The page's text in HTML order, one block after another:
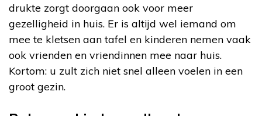
drukte zorgt doorgaan ook voor meer
gezelligheid in huis. Er is altijd wel iemand om
mee te kletsen aan tafel en kinderen nemen vaak
ook vrienden en vriendinnen mee naar huis.
Kortom: u zult zich niet snel alleen voelen in een
groot gezin.